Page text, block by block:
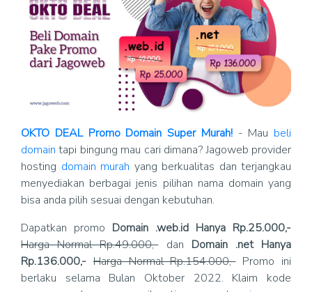
OKTO DEAL Promo Domain Super Murah!- Mau beli
domain tapi bingung mau cari dimana? Jagoweb provider
hosting domain murah yang berkualitas dan terjangkau
menyediakan berbagai jenis pilihan nama domain yang
bisa anda pilih sesuai dengan kebutuhan.
Dapatkan promo Domain .web.id Hanya Rp.25.000,-
Harga Normal Rp.49.000,-dan Domain .net Hanya
Rp.136.000,- Harga Normal Rp.154.000,-Promo ini
berlaku selama Bulan Oktober 2022. Klaim kode